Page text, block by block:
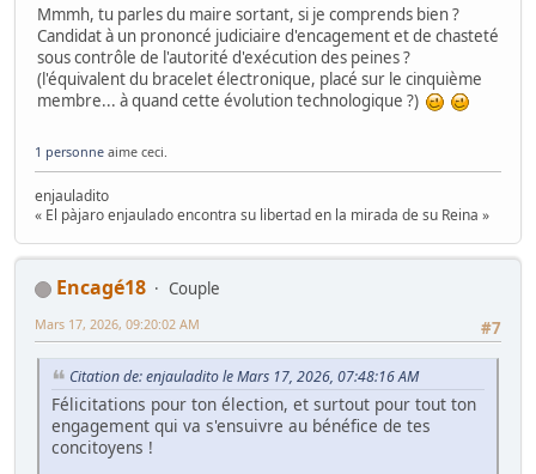
Mmmh, tu parles du maire sortant, si je comprends bien ?
Candidat à un prononcé judiciaire d'encagement et de chasteté
sous contrôle de l'autorité d'exécution des peines ?
(l'équivalent du bracelet électronique, placé sur le cinquième
membre... à quand cette évolution technologique ?)
1 personne aime ceci.
enjauladito
« El pàjaro enjaulado encontra su libertad en la mirada de su Reina »
Encagé18
Couple
#7
Mars 17, 2026, 09:20:02 AM
Citation de: enjauladito le Mars 17, 2026, 07:48:16 AM
Félicitations pour ton élection, et surtout pour tout ton
engagement qui va s'ensuivre au bénéfice de tes
concitoyens !